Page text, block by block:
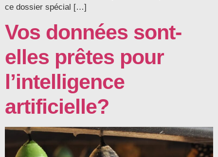
ce dossier spécial […]
Vos données sont-
elles prêtes pour
l’intelligence
artificielle?